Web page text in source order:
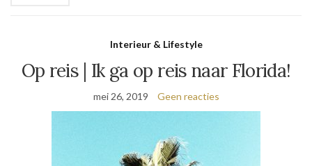
Interieur & Lifestyle
Op reis | Ik ga op reis naar Florida!
mei 26, 2019 Geen reacties